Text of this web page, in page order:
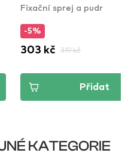
Translucent
Fixační sprej a pudr
-5%
303 kč 319 kč
Přidat
KATEGORIE